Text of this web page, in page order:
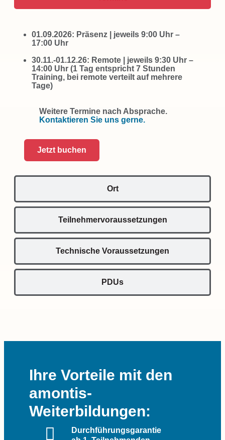
Ort
Teilnehmervoraussetzungen
Technische Voraussetzungen
PDUs
01.09.2026: Präsenz | jeweils 9:00 Uhr –
17:00 Uhr
30.11.-01.12.26: Remote | jeweils 9:30 Uhr –
14:00 Uhr (1 Tag entspricht 7 Stunden
Training, bei remote verteilt auf mehrere
Tage)
Weitere Termine nach Absprache.
Kontaktieren Sie uns gerne.
Jetzt buchen
Ihre Vorteile mit den
amontis-
Weiterbildungen:
Durchführungsgarantie